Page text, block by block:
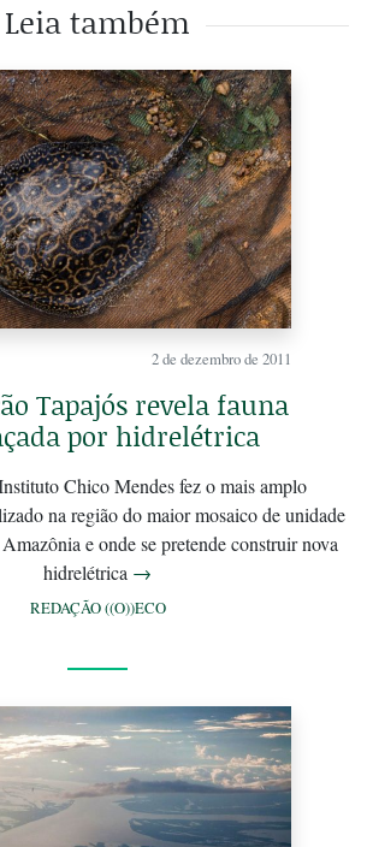
Leia também
2 de dezembro de 2011
Tapajós revela fauna
por hidrelétrica
Chico Mendes fez o mais amplo
na região do maior mosaico de unidade
e onde se pretende construir nova
hidrelétrica →
REDAÇÃO ((O))ECO